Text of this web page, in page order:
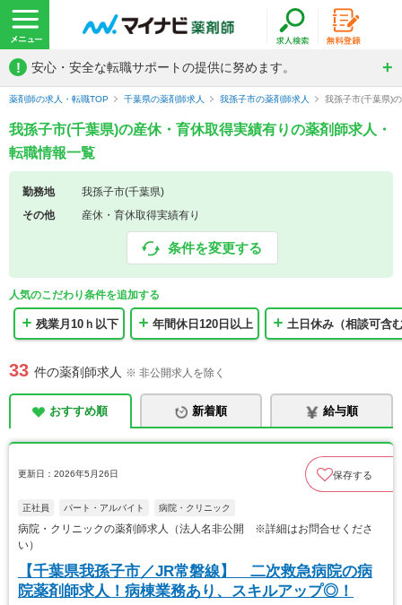
! 安心・安全な転職サポートの提供に努めます。
薬剤師の求人・転職TOP 千葉県の薬剤師求人 我孫子市の薬剤師求人 我孫子市(千葉県)
我孫子市(千葉県)の産休・育休取得実績有りの薬剤師求人・
転職情報一覧
勤務地
我孫子市(千葉県)
その他
産休・育休取得実績有り
条件を変更する
人気のこだわり条件を追加する
残業月10ｈ以下 年間休日120日以上 土日休み（相談可含
33 件の薬剤師求人 ※ 非公開求人を除く
おすすめ順 新着順 給与順
更新日：2026年5月26日 保存する
正社員 パート・アルバイト 病院・クリニック
病院・クリニックの薬剤師求人（法人名非公開 ※詳細はお問合せくださ
い）
【千葉県我孫子市／JR常磐線】 二次救急病院の病
院薬剤師求人！病棟業務あり、スキルアップ◎！